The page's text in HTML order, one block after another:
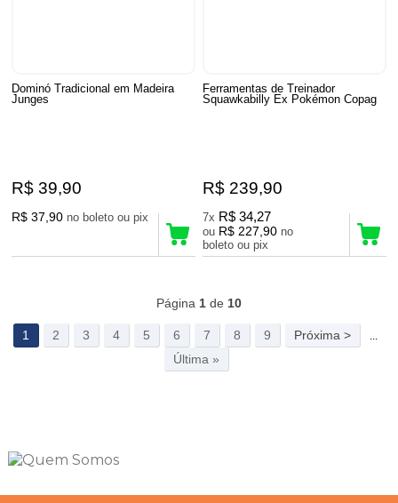
Dominó Tradicional em Madeira
Junges
R$ 39,90
R$ 37,90 no boleto ou pix
Ferramentas de Treinador
Squawkabilly Ex Pokémon Copag
R$ 239,90
7x R$ 34,27
ou R$ 227,90 no
boleto ou pix
Página 1de 10
1 2 3 4 5 6 7 8 9 Próxima >
Última »